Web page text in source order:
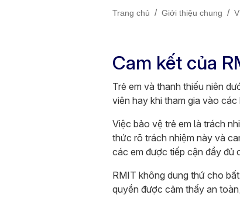
Trang chủ / Giới thiệu chung /
Cam kết của
Trẻ em và thanh thiếu niên
viên hay khi tham gia vào
Việc bảo vệ trẻ em là trách
thức rõ trách nhiệm này và
các em được tiếp cận đầy đủ
RMIT không dung thứ cho
quyền được cảm thấy an